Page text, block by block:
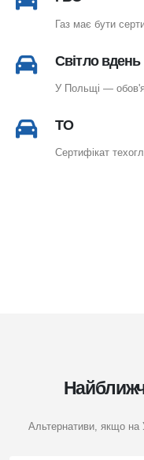
Газ має бути
Світло вдень
У Польщі —
ТО
Сертифікат
Альтернативи, якщо на